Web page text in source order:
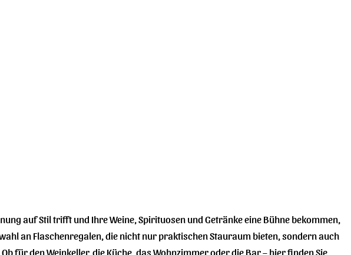
auf Stil trifft und Ihre Weine, Spirituosen und Getränke eine Bühne bekommen,
an Flaschenregalen, die nicht nur praktischen Stauraum bieten, sondern auch
für den Weinkeller, die Küche, das Wohnzimmer oder die Bar – hier finden Sie